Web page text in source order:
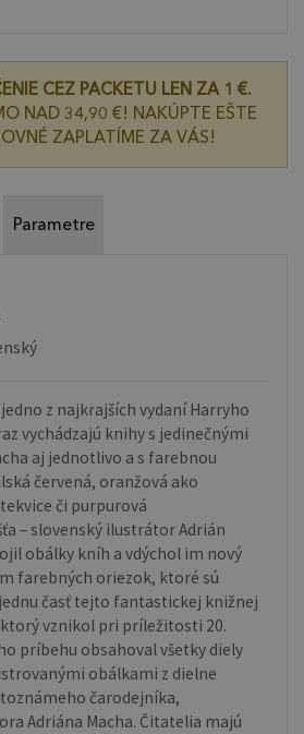
CEZ PACKETU LEN ZA 1 €.
NAD 34,90 €! NAKÚPTE EŠTE
ZAPLATÍME ZA VÁS!
Parametre
z najkrajších vydaní Harryho
vychádzajú knihy s jedinečnými
aj jednotlivo a s farebnou
červená, oranžová ako
či purpurová
– slovenský ilustrátor Adrián
obálky kníh a vdýchol im nový
farebných oriezok, ktoré sú
časť tejto fantastickej knižnej
vznikol pri príležitosti 20.
príbehu obsahoval všetky diely
obálkami z dielne
čarodejníka,
Adriána Macha. Čitatelia majú